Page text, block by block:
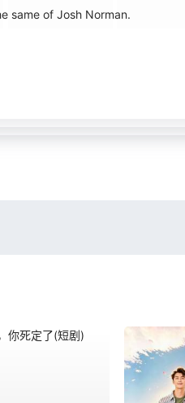
same of Josh Norman.